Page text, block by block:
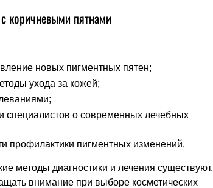
коричневыми пятнами
новых пигментных пятен;
ухода за кожей;
о современных лечебных
профилактики пигментных изменений.
методы диагностики и лечения существуют,
внимание при выборе косметических